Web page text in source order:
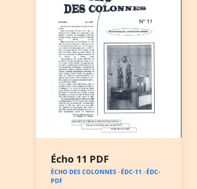
Écho 11 PDF
ÉCHO DES COLONNES · ÉDC-11 · ÉDC-
PDF